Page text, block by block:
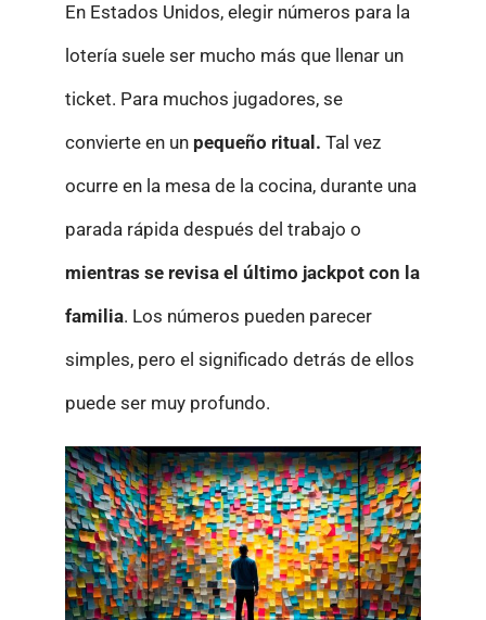
En Estados Unidos, elegir números para la
lotería suele ser mucho más que llenar un
ticket. Para muchos jugadores, se
convierte en un pequeño ritual. Tal vez
ocurre en la mesa de la cocina, durante una
parada rápida después del trabajo o
mientras se revisa el último jackpot con la
familia. Los números pueden parecer
simples, pero el significado detrás de ellos
puede ser muy profundo.